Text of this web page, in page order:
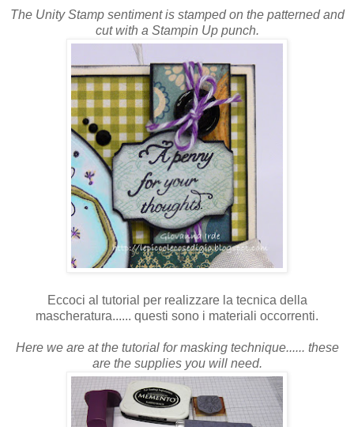
The Unity Stamp sentiment is stamped on the patterned and
cut with a Stampin Up punch.
Eccoci al tutorial per realizzare la tecnica della
mascheratura...... questi sono i materiali occorrenti.
Here we are at the tutorial for masking technique...... these
are the supplies you will need.